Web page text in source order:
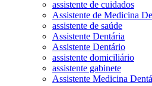
assistente de cuidados
Assistente de Medicina
assistente de saúde
Assistente Dentária
Assistente Dentário
assistente domiciliário
assistente gabinete
Assistente Medicina